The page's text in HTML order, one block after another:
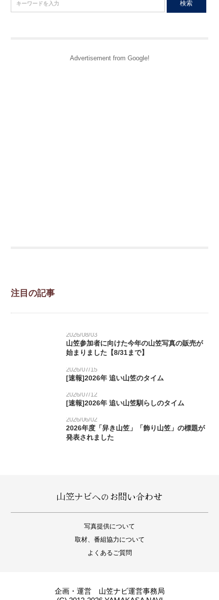
注目の記事
2026/08/03
山笠参加者に向けた今年の山笠写真の販売が
始まりました【8/31まで】
2026/07/15
[速報]2026年 追い山笠のタイム
2026/07/12
[速報]2026年 追い山笠馴らしのタイム
2026/06/02
2026年度「舁き山笠」「飾り山笠」の標題が
発表されました
山笠ナビへのお問い合わせ
写真提供について
取材、番組協力について
よくあるご質問
企画・運営 山笠ナビ運営事務局